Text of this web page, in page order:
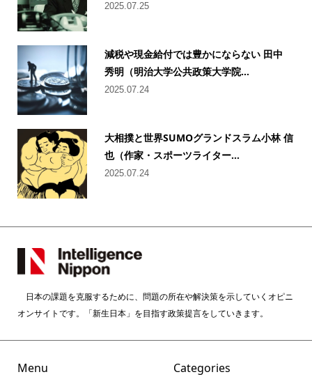
2025.07.25
減税や現金給付では豊かにならない 田中
秀明（明治大学公共政策大学院...
2025.07.24
大相撲と世界SUMOグランドスラム小林 信
也（作家・スポーツライター...
2025.07.24
日本の課題を克服するために、問題の所在や解決策を示していくオピニ
オンサイトです。「新生日本」を目指す政策提言をしていきます。
Menu Categories